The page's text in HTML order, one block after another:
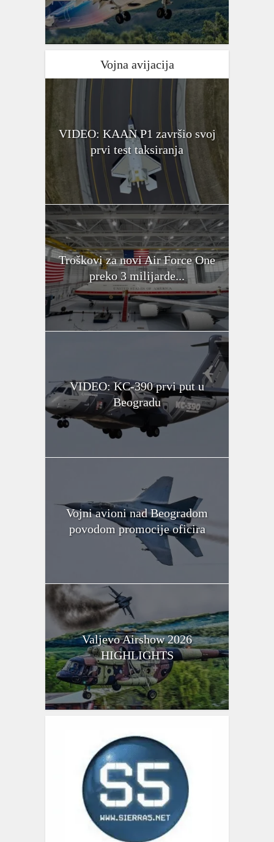
Vojna avijacija
VIDEO: KAAN P1 završio svoj
prvi test taksiranja
Troškovi za novi Air Force One
preko 3 milijarde...
VIDEO: KC-390 prvi put u
Beogradu
Vojni avioni nad Beogradom
povodom promocije oficira
Valjevo Airshow 2026
HIGHLIGHTS